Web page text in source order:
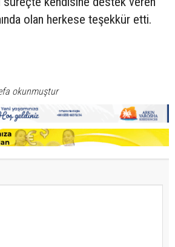
olan herkese teşekkür etti.
okunmuştur